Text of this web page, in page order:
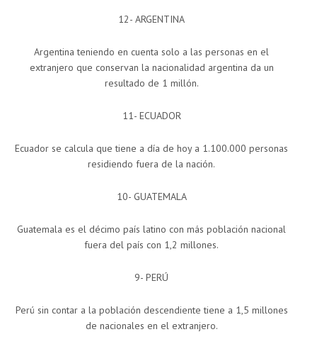
12- ARGENTINA
Argentina teniendo en cuenta solo a las personas en el
extranjero que conservan la nacionalidad argentina da un
resultado de 1 millón.
11- ECUADOR
Ecuador se calcula que tiene a día de hoy a 1.100.000 personas
residiendo fuera de la nación.
10- GUATEMALA
Guatemala es el décimo país latino con más población nacional
fuera del país con 1,2 millones.
9- PERÚ
Perú sin contar a la población descendiente tiene a 1,5 millones
de nacionales en el extranjero.